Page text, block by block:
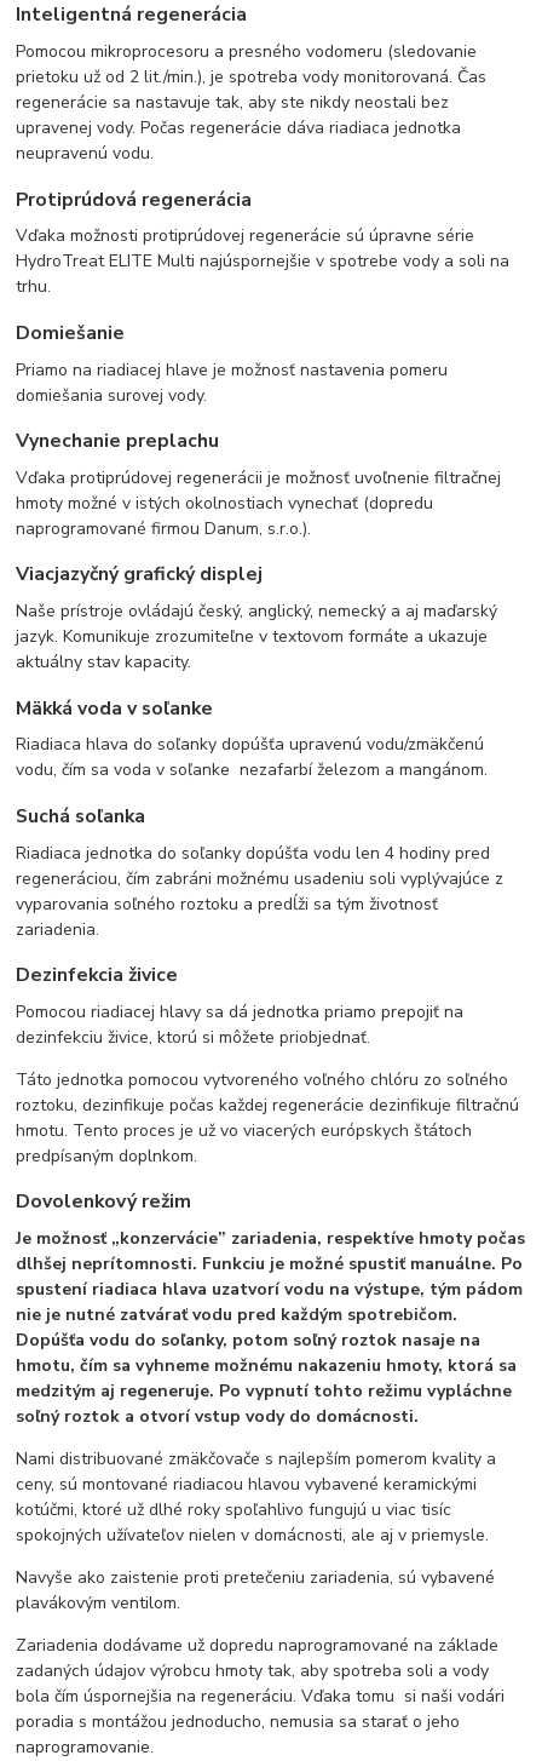
Inteligentná regenerácia
Pomocou mikroprocesoru a presného vodomeru (sledovanie
prietoku už od 2 lit./min.), je spotreba vody monitorovaná. Čas
regenerácie sa nastavuje tak, aby ste nikdy neostali bez
upravenej vody. Počas regenerácie dáva riadiaca jednotka
neupravenú vodu.
Protiprúdová regenerácia
Vďaka možnosti protiprúdovej regenerácie sú úpravne série
HydroTreat ELITE Multi najúspornejšie v spotrebe vody a soli na
trhu.
Domiešanie
Priamo na riadiacej hlave je možnosť nastavenia pomeru
domiešania surovej vody.
Vynechanie preplachu
Vďaka protiprúdovej regenerácii je možnosť uvoľnenie filtračnej
hmoty možné v istých okolnostiach vynechať (dopredu
naprogramované firmou Danum, s.r.o.).
Viacjazyčný grafický displej
Naše prístroje ovládajú český, anglický, nemecký a aj maďarský
jazyk. Komunikuje zrozumiteľne v textovom formáte a ukazuje
aktuálny stav kapacity.
Mäkká voda v soľanke
Riadiaca hlava do soľanky dopúšťa upravenú vodu/zmäkčenú
vodu, čím sa voda v soľanke nezafarbí železom a mangánom.
​Suchá soľanka
Riadiaca jednotka do soľanky dopúšťa vodu len 4 hodiny pred
regeneráciou, čím zabráni možnému usadeniu soli vyplývajúce z
vyparovania soľného roztoku a predĺži sa tým životnosť
zariadenia.
Dezinfekcia živice
Pomocou riadiacej hlavy sa dá jednotka priamo prepojiť na
dezinfekciu živice, ktorú si môžete priobjednať.
Táto jednotka pomocou vytvoreného voľného chlóru zo soľného
roztoku, dezinfikuje počas každej regenerácie dezinfikuje filtračnú
hmotu. Tento proces je už vo viacerých európskych štátoch
predpísaným doplnkom.
Dovolenkový režim
Je možnosť „konzervácie” zariadenia, respektíve hmoty počas
dlhšej neprítomnosti. Funkciu je možné spustiť manuálne. Po
spustení riadiaca hlava uzatvorí vodu na výstupe, tým pádom
nie je nutné zatvárať vodu pred každým spotrebičom.
Dopúšťa vodu do soľanky, potom soľný roztok nasaje na
hmotu, čím sa vyhneme možnému nakazeniu hmoty, ktorá sa
medzitým aj regeneruje. Po vypnutí tohto režimu vypláchne
soľný roztok a otvorí vstup vody do domácnosti.
Nami distribuované zmäkčovače s najlepším pomerom kvality a
ceny, sú montované riadiacou hlavou vybavené keramickými
kotúčmi, ktoré už dlhé roky spoľahlivo fungujú u viac tisíc
spokojných užívateľov nielen v domácnosti, ale aj v priemysle.
Navyše ako zaistenie proti pretečeniu zariadenia, sú vybavené
plavákovým ventilom.
Zariadenia dodávame už dopredu naprogramované na základe
zadaných údajov výrobcu hmoty tak, aby spotreba soli a vody
bola čím úspornejšia na regeneráciu. Vďaka tomu si naši vodári
poradia s montážou jednoducho, nemusia sa starať o jeho
naprogramovanie.